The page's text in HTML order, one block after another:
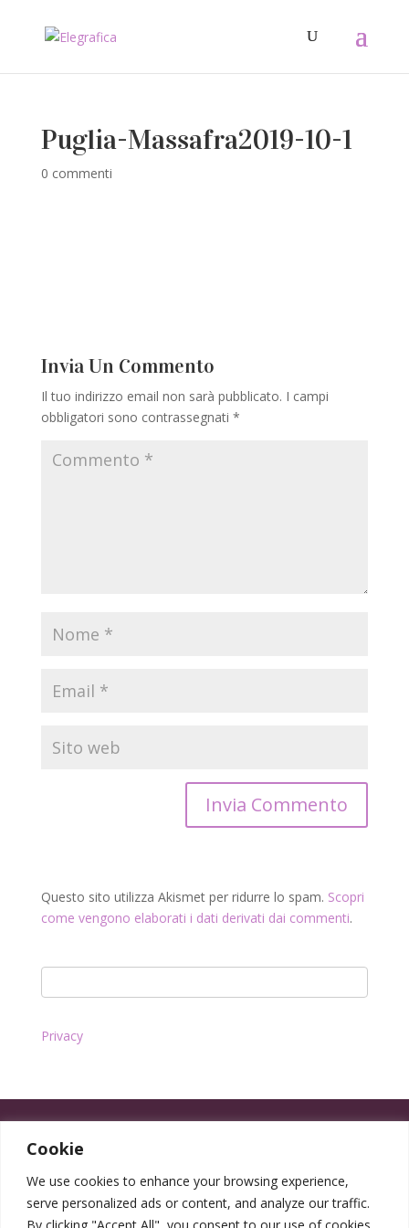
Cookie
We use cookies to enhance your browsing experience,
serve personalized ads or content, and analyze our traffic.
By clicking "Accept All", you consent to our use of cookies.
Puglia-Massafra2019-10-1
0 commenti
Invia Un Commento
Il tuo indirizzo email non sarà pubblicato. I campi
obbligatori sono contrassegnati *
Questo sito utilizza Akismet per ridurre lo spam. Scopri
come vengono elaborati i dati derivati dai commenti.
Privacy